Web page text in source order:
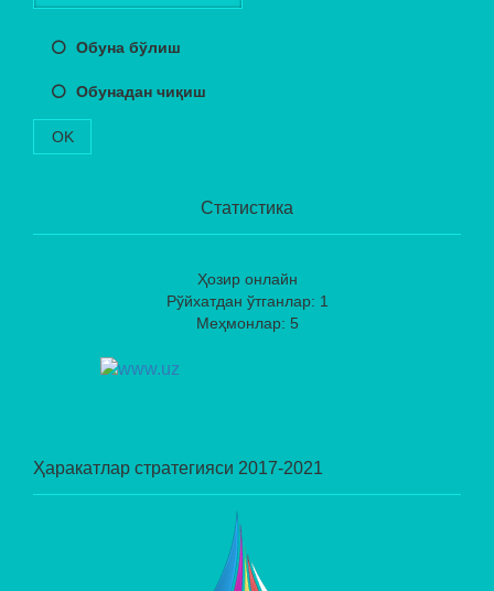
Обуна бўлиш
Обунадан чиқиш
OK
Статистика
Ҳозир онлайн
Рўйхатдан ўтганлар: 1
Меҳмонлар: 5
Ҳаракатлар стратегияси 2017-2021